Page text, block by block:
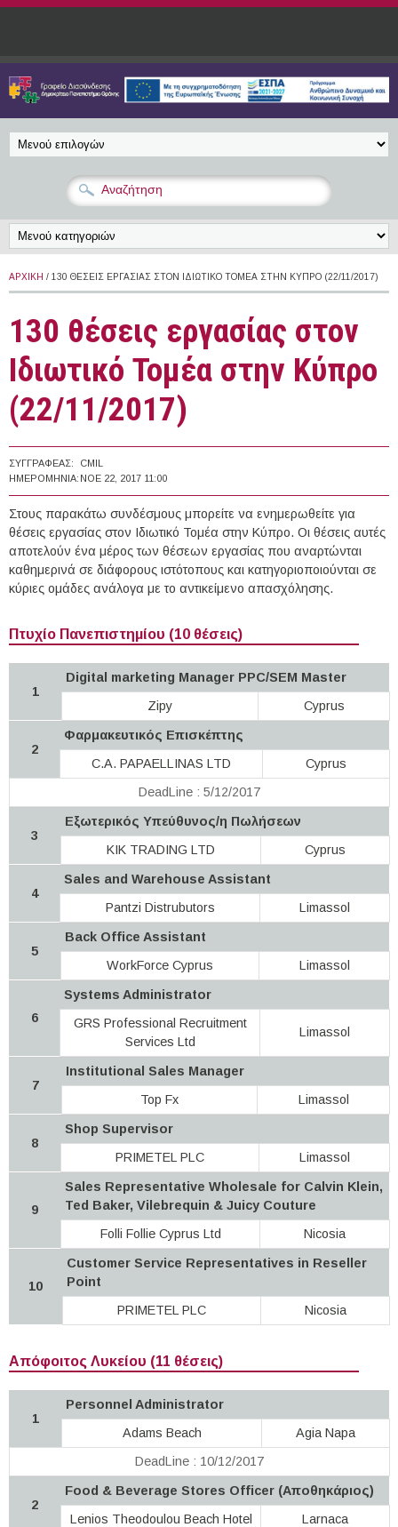
Παράκαμψη προς το κυρίως περιεχόμενο
ΑΡΧΙΚΉ / 130 ΘΈΣΕΙΣ ΕΡΓΑΣΊΑΣ ΣΤΟΝ ΙΔΙΩΤΙΚΌ ΤΟΜΈΑ ΣΤΗΝ ΚΎΠΡΟ (22/11/2017)
130 θέσεις εργασίας στον
Ιδιωτικό Τομέα στην Κύπρο
(22/11/2017)
ΣΥΓΓΡΑΦΈΑΣ:
CMIL
ΗΜΕΡΟΜΗΝΊΑ: ΝΟΕ 22, 2017 11:00
Στους παρακάτω συνδέσμους μπορείτε να ενημερωθείτε για
θέσεις εργασίας στον Ιδιωτικό Τομέα στην Κύπρο. Οι θέσεις αυτές
αποτελούν ένα μέρος των θέσεων εργασίας που αναρτώνται
καθημερινά σε διάφορους ιστότοπους και κατηγοριοποιούνται σε
κύριες ομάδες ανάλογα με το αντικείμενο απασχόλησης.
Πτυχίο Πανεπιστημίου (10 θέσεις)
1
Digital marketing Manager PPC/SEM Master
Zipy
Cyprus
2
Φαρμακευτικός Επισκέπτης
C.A. PAPAELLINAS LTD
Cyprus
DeadLine : 5/12/2017
3
Εξωτερικός Υπεύθυνος/η Πωλήσεων
KIK TRADING LTD
Cyprus
4
Sales and Warehouse Assistant
Pantzi Distrubutors
Limassol
5
Back Office Assistant
WorkForce Cyprus
Limassol
6
Systems Administrator
GRS Professional Recruitment
Services Ltd
Limassol
7
Institutional Sales Manager
Top Fx
Limassol
8
Shop Supervisor
PRIMETEL PLC
Limassol
9
Sales Representative Wholesale for Calvin Klein,
Ted Baker, Vilebrequin & Juicy Couture
Folli Follie Cyprus Ltd
Nicosia
10
Customer Service Representatives in Reseller
Point
PRIMETEL PLC
Nicosia
Απόφοιτος Λυκείου (11 θέσεις)
1
Personnel Administrator
Adams Beach
Agia Napa
DeadLine : 10/12/2017
2
Food & Beverage Stores Officer (Αποθηκάριος)
Lenios Theodoulou Beach Hotel
Larnaca